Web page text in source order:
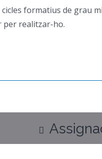
formatius de grau
per realitzar-ho.